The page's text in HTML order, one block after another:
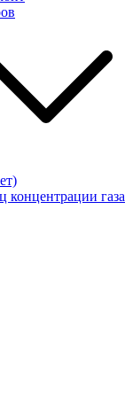
концентрации газа